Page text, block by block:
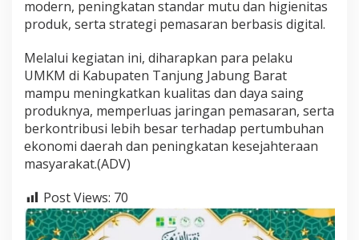
modern, peningkatan standar mutu dan higienitas
produk, serta strategi pemasaran berbasis digital.
Melalui kegiatan ini, diharapkan para pelaku
UMKM di Kabupaten Tanjung Jabung Barat
mampu meningkatkan kualitas dan daya saing
produknya, memperluas jaringan pemasaran, serta
berkontribusi lebih besar terhadap pertumbuhan
ekonomi daerah dan peningkatan kesejahteraan
masyarakat.(ADV)
Post Views: 70